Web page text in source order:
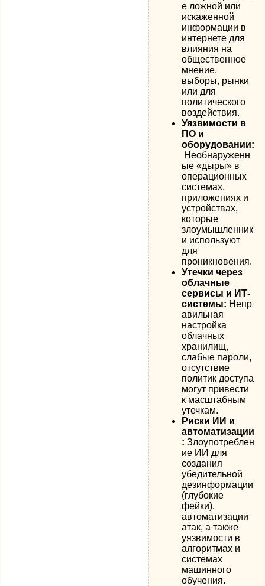
е ложной или
искаженной
информации в
интернете для
влияния на
общественное
мнение,
выборы, рынки
или для
политического
воздействия.
Уязвимости в
ПО и
оборудовании:
Необнаруженн
ые «дыры» в
операционных
системах,
приложениях и
устройствах,
которые
злоумышленник
и используют
для
проникновения.
Утечки через
облачные
сервисы и ИТ-
системы: Непр
авильная
настройка
облачных
хранилищ,
слабые пароли,
отсутствие
политик доступа
могут привести
к масштабным
утечкам.
Риски ИИ и
автоматизации
: Злоупотреблен
ие ИИ для
создания
убедительной
дезинформации
(глубокие
фейки),
автоматизации
атак, а также
уязвимости в
алгоритмах и
системах
машинного
обучения.